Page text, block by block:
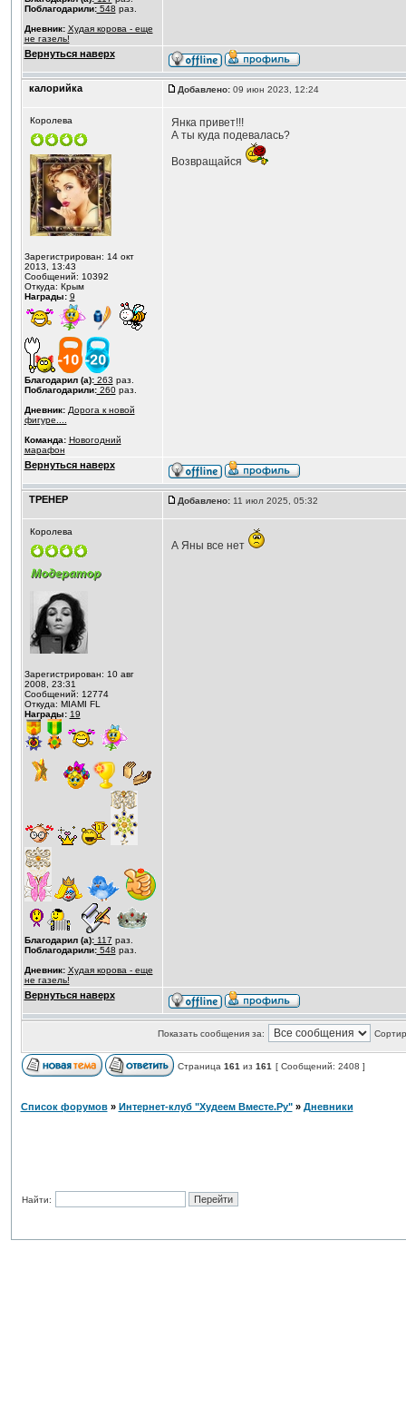
Поблагодарили:548 раз.
Дневник: Худая корова - еще
не газель!
Вернуться наверх
калорийка Добавлено:09 июн 2023, 12:24
Королева
Зарегистрирован: 14 окт
2013, 13:43
Сообщений: 10392
Откуда: Крым
Награды: 9
Благодарил (а):263 раз.
Поблагодарили:260раз.
Дневник: Дорога к новой
фигуре....
Команда: Новогодний
марафон
Янка привет!!!
А ты куда подевалась?
Возвращайся
Вернуться наверх
ТРЕНЕР Добавлено:11 июл 2025, 05:32
Королева
Зарегистрирован: 10 авг
2008, 23:31
Сообщений: 12774
Откуда: MIAMI FL
Награды: 19
Благодарил (а):117 раз.
Поблагодарили:548 раз.
Дневник: Худая корова - еще
не газель!
А Яны все нет
Вернуться наверх
Показать сообщения за:
Страница 161 из 161 [ Сообщений: 2408 ]
Список форумов» Интернет-клуб "Худеем Вместе.Ру"» Дневники
Найти: